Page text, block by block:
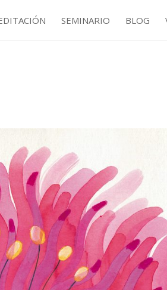
SEMINARIO BLOG